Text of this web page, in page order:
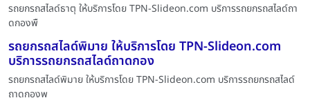
รถยกรถสไลด์ธาตุ ให้บริการโดย TPN-Slideon.com บริการรถยกรถสไลด์ถา
ดกองพื
รถยกรถสไลด์พิมาย ให้บริการโดย TPN-Slideon.com
บริการรถยกรถสไลด์ถาดกอง
รถยกรถสไลด์พิมาย ให้บริการโดย TPN-Slideon.com บริการรถยกรถสไลด์
ถาดกองพ